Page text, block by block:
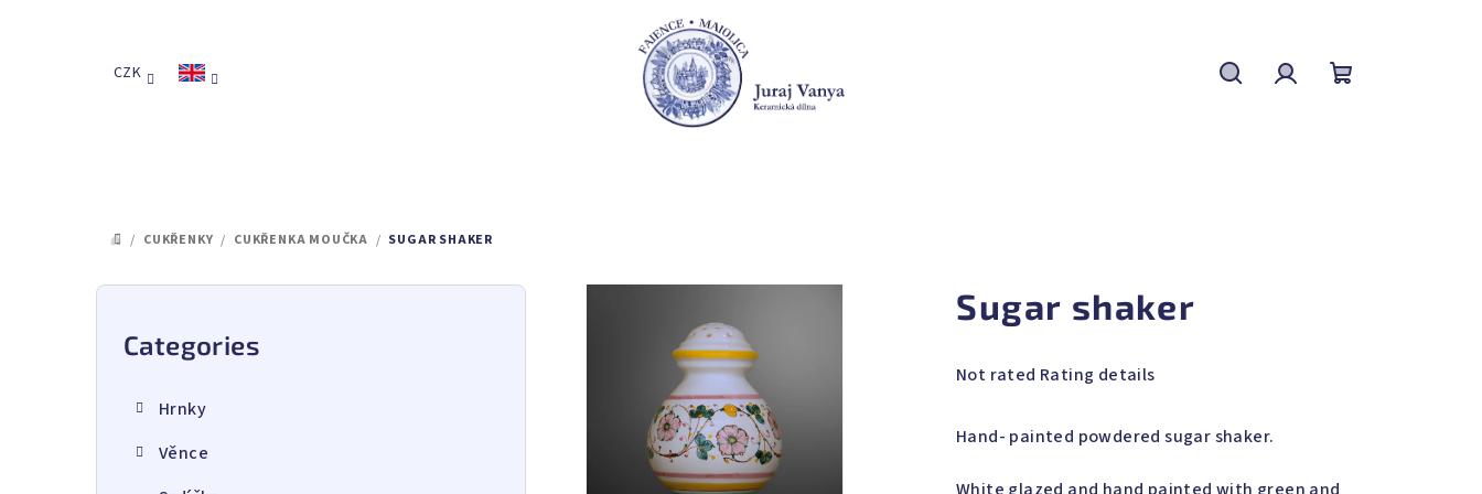
CZK
HOME
/ CUKŘENKY / CUKŘENKA MOUČKA / SUGAR SHAKER
S
Skip
categories
Categories
Hrnky
Věnce
Sugar shaker
The
product
is
Not rated Rating details
Hand- painted powdered sugar shaker.